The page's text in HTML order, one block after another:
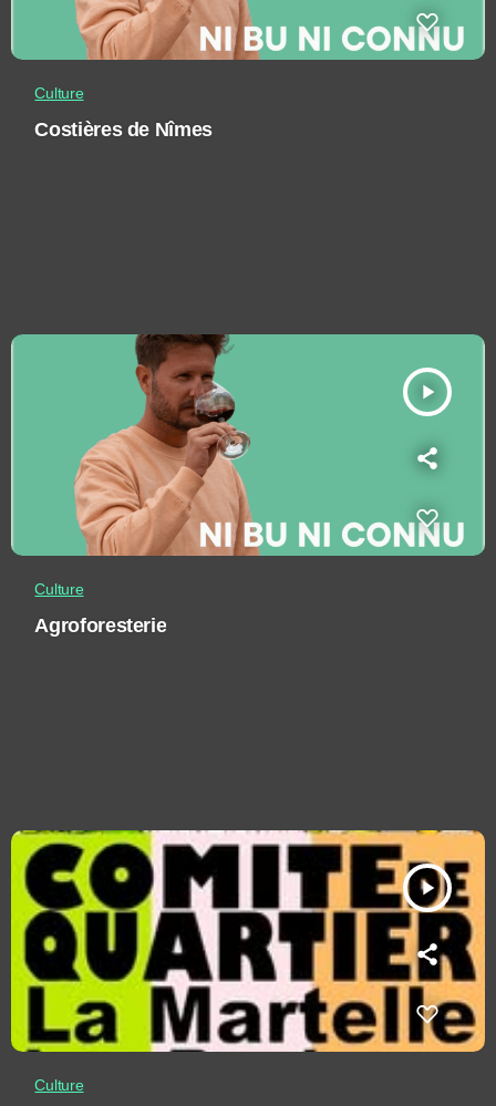
Culture
Costières de Nîmes
play_arrow
Culture
Agroforesterie
play_arrow
Culture